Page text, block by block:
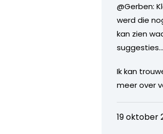
@Gerben:
werd die
kan zien
Ik kan
meer over
19 oktober